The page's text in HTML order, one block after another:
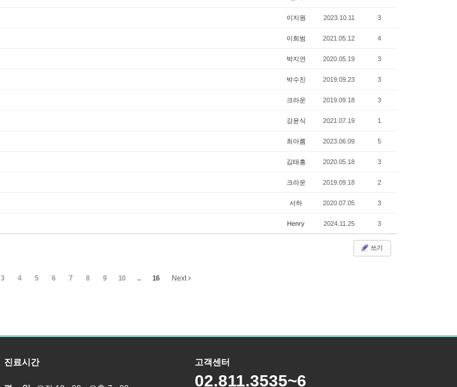
이지원 2023.10.11 3
이희범 2021.05.12 4
박지연 2020.05.19 3
박수진 2019.09.23 3
크라운 2019.09.18 3
강윤식 2021.07.19 1
최아름 2023.06.09 5
김태흥 2020.05.18 3
크라운 2019.09.18 2
서하 2020.07.05 3
Henry 2024.11.25 3
쓰기
3 4 5 6 7 8 9 10 ... 16 Next
진료시간 고객센터
02.811.3535~6